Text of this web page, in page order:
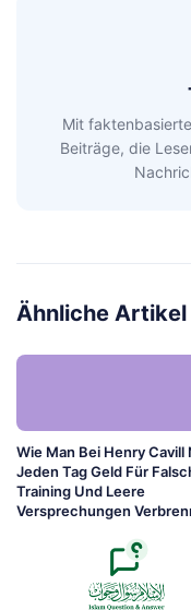
Mit
Beiträge, die
Ähnliche Artikel
Wie Man Bei Henry Cavill
Jeden Tag Geld Für
Training Und Leere
Versprechungen